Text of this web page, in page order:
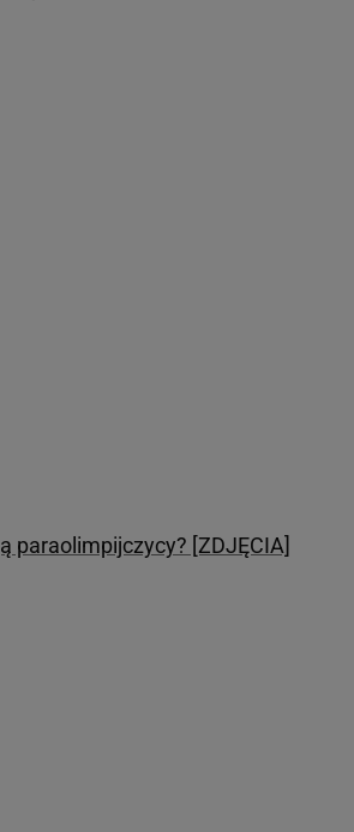
paraolimpijczycy? [ZDJĘCIA]